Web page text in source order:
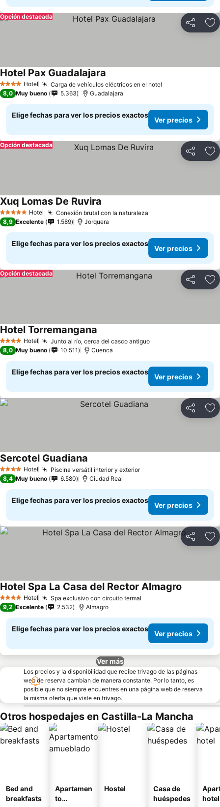
Compartir
Opción destacada
4 EstrellasHotel Carga de vehículos eléctricos en el hotel
Hotel Pax Guadalajara
8,0 Muy bueno 5.363 Guadalajara
Elige fechas para ver los precios exactos
Ver precios
Compartir
Opción destacada
5 Estrellas Hotel Conexión brutal con la naturaleza
Xuq Lomas De Ruvira
8,9 Excelente 1.589 Jorquera
Elige fechas para ver los precios exactos
Ver precios
Compartir
Opción destacada
4 EstrellasHotel Junto al río, cerca del casco antiguoVer precios
Hotel Torremangana
8,0 Muy bueno 10.511 Cuenca
Elige fechas para ver los precios exactos
Ver precios
Compartir
4 EstrellasHotel Piscina versátil interior y exteriorVer precios
Sercotel Guadiana
8,4 Muy bueno 6.580 Ciudad Real
Elige fechas para ver los precios exactos
Ver precios
Compartir
4 EstrellasHotel Spa exclusivo con circuito termal
Hotel Spa La Casa del Rector Almagro
9,2 Excelente 2.532 Almagro
Elige fechas para ver los precios exactos
Ver precios
Ver más
Los precios y la disponibilidad que recibe trivago de las páginas
web de reserva cambian de manera constante. Por lo tanto, es
posible que no siempre encuentres en una página web de reserva
la misma oferta que viste en trivago.
Otros hospedajes en Castilla-La Mancha
Bed and
breakfasts
Apartamen
to
Hostel
Casa de
huéspedes
hotel